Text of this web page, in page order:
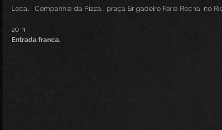
Local : Companhia da Pizza , praça Brigadeiro Faria Rocha, no
20 h
Entrada franca.